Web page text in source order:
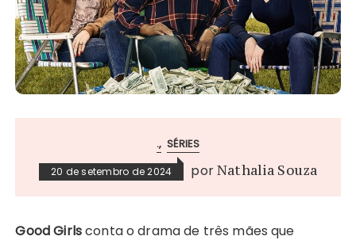
. SÉRIES
20 de setembro de 2024 porNathalia Souza
Good Girlsconta o drama de três mães que